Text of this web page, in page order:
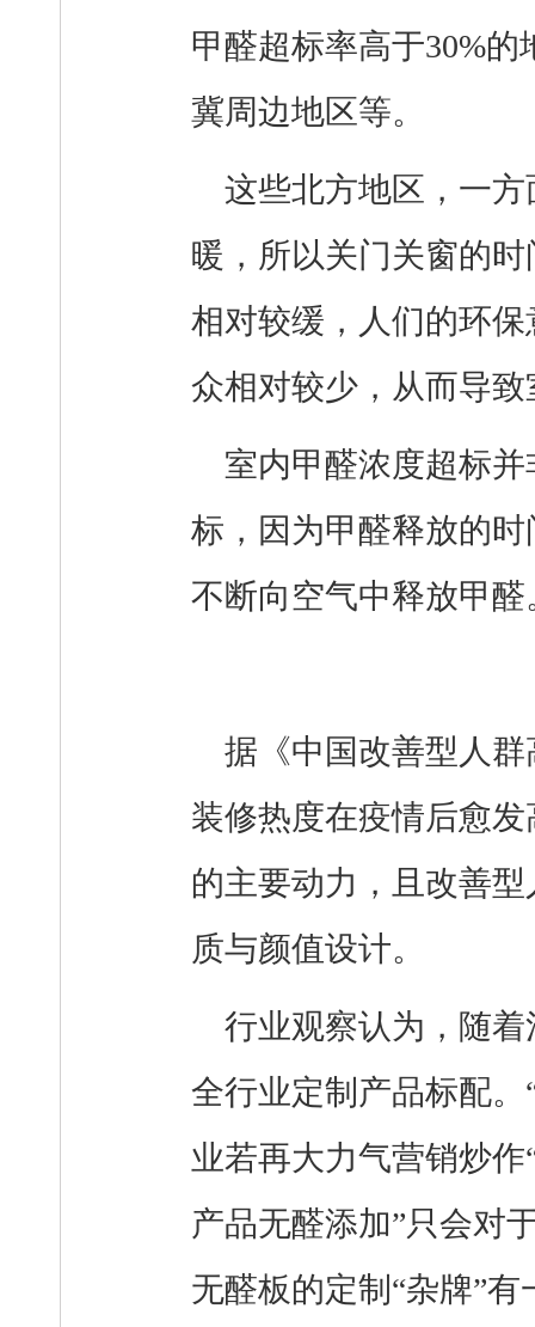
甲醛超标率高于30%
冀周边地区等。
这些北方地区，一
暖，所以关门关窗的
相对较缓，人们的环
众相对较少，从而导
室内甲醛浓度超标
标，因为甲醛释放的
不断向空气中释放甲醛
据《中国改善型人
装修热度在疫情后愈
的主要动力，且改善
质与颜值设计。
行业观察认为，随
全行业定制产品标配。
业若再大力气营销炒
产品无醛添加”只会对
无醛板的定制“杂牌”